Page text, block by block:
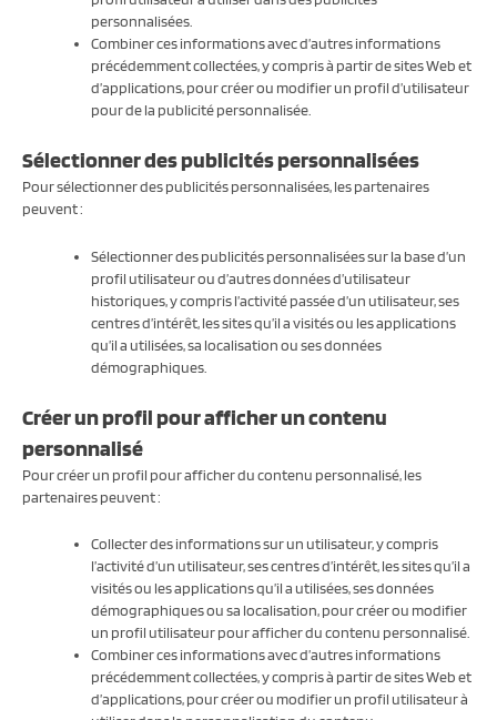
personnalisées.
Combiner ces informations avec d’autres informations
précédemment collectées, y compris à partir de sites Web et
d’applications, pour créer ou modifier un profil d’utilisateur
pour de la publicité personnalisée.
Sélectionner des publicités personnalisées
Pour sélectionner des publicités personnalisées, les partenaires
peuvent :
Sélectionner des publicités personnalisées sur la base d’un
profil utilisateur ou d’autres données d’utilisateur
historiques, y compris l’activité passée d’un utilisateur, ses
centres d’intérêt, les sites qu’il a visités ou les applications
qu’il a utilisées, sa localisation ou ses données
démographiques.
Créer un profil pour afficher un contenu
personnalisé
Pour créer un profil pour afficher du contenu personnalisé, les
partenaires peuvent :
Collecter des informations sur un utilisateur, y compris
l’activité d’un utilisateur, ses centres d’intérêt, les sites qu’il a
visités ou les applications qu’il a utilisées, ses données
démographiques ou sa localisation, pour créer ou modifier
un profil utilisateur pour afficher du contenu personnalisé.
Combiner ces informations avec d’autres informations
précédemment collectées, y compris à partir de sites Web et
d’applications, pour créer ou modifier un profil utilisateur à